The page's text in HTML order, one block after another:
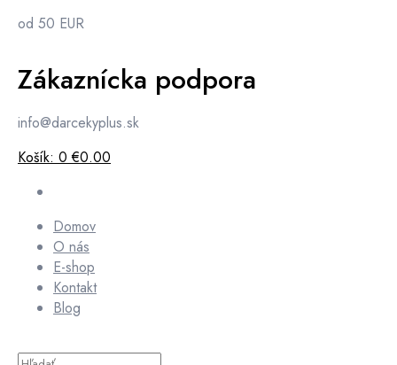
od 50 EUR
Zákaznícka podpora
info@darcekyplus.sk
Košík: 0 €0.00
Domov
O nás
E-shop
Kontakt
Blog